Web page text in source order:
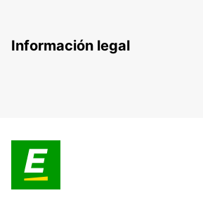
Información legal